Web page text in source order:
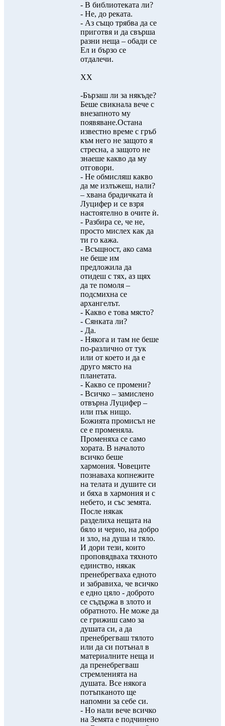
- В библиотеката ли?
- Не, до реката.
- Аз също трябва да се
приготвя и да свърша
разни неща – обади се
Ел и бързо се
отдалечи.
XX
-Бързаш ли за някъде?
Беше свикнала вече с
внезапното му
появяване.Остана
известно време с гръб
към него не защото я
стресна, а защото не
знаеше какво да му
отговори.
- Не обмисляш какво
да ме излъжеш, нали?
– хвана брадичката ѝ
Луцифер и се взря
настоятелно в очите ѝ.
- Разбира се, че не,
просто мислех как да
ти го кажа.
- Всъщност, ако сама
не беше им
предложила да
отидеш с тях, аз щях
да те помоля –
подсмихна се
архангелът.
- Какво е това място?
- Сянката ли?
- Да.
- Някога и там не беше
по-различно от тук
или от което и да е
друго място на
планетата.
- Какво се промени?
- Всичко – замислено
отвърна Луцифер –
или пък нищо.
Божията промисъл не
се е променяла.
Променяха се само
хората. В началото
всичко беше
хармония. Човеците
познаваха копнежите
на телата и душите си
и бяха в хармония и с
небето, и със земята.
После някак
разделиха нещата на
бяло и черно, на добро
и зло, на душа и тяло.
И дори тези, които
проповядваха тяхното
единство, някак
пренебрегваха едното
и забравиха, че всичко
е едно цяло - доброто
се съдържа в злото и
обратното. Не може да
се грижиш само за
душата си, а да
пренебрегваш тялото
или да си потънал в
материалните неща и
да пренебрегваш
стремленията на
душата. Все някога
потъпканото ще
напомни за себе си.
- Но нали вече всичко
на Земята е подчинено